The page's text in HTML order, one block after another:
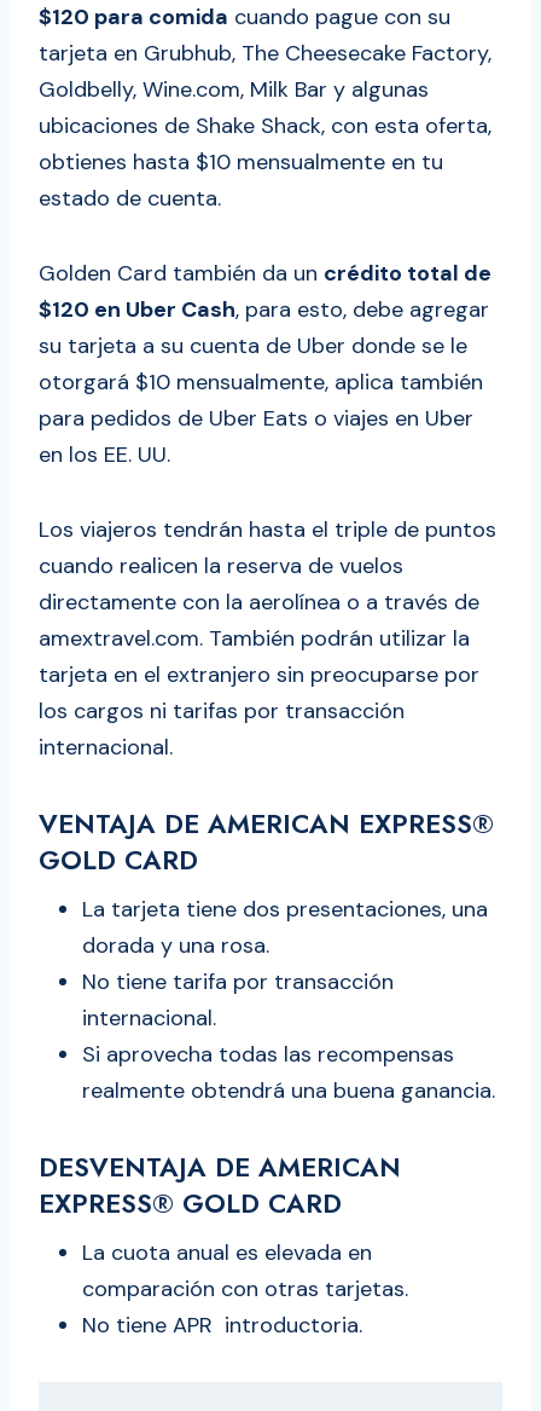
$120 para comida cuando pague con su
tarjeta en Grubhub, The Cheesecake Factory,
Goldbelly, Wine.com, Milk Bar y algunas
ubicaciones de Shake Shack, con esta oferta,
obtienes hasta $10 mensualmente en tu
estado de cuenta.
Golden Card también da un crédito total de
$120 en Uber Cash, para esto, debe agregar
su tarjeta a su cuenta de Uber donde se le
otorgará $10 mensualmente, aplica también
para pedidos de Uber Eats o viajes en Uber
en los EE. UU.
Los viajeros tendrán hasta el triple de puntos
cuando realicen la reserva de vuelos
directamente con la aerolínea o a través de
amextravel.com. También podrán utilizar la
tarjeta en el extranjero sin preocuparse por
los cargos ni tarifas por transacción
internacional.
VENTAJA DE AMERICAN EXPRESS®
GOLD CARD
La tarjeta tiene dos presentaciones, una
dorada y una rosa.
No tiene tarifa por transacción
internacional.
Si aprovecha todas las recompensas
realmente obtendrá una buena ganancia.
DESVENTAJA DE AMERICAN
EXPRESS® GOLD CARD
La cuota anual es elevada en
comparación con otras tarjetas.
No tiene APR introductoria.